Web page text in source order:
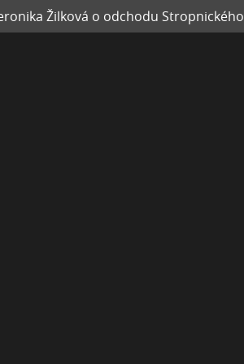
Žilková o odchodu